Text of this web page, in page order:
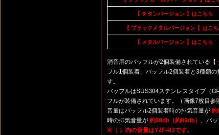
【 チタンバージョン 】はこちら
【 ブラックメタルバージョン 】はこ
【 メタルバージョン 】はこちら
消音用のバッフルが2個装備されている【
フル1個装着、バッフル2個装着と3種類
す。
バッフルはSUS304ステンレスタイプ（
フルが装備されています。（画像7枚目参
音量はバッフル2個装着時の排気音量が 約
時の排気音量が 約88db（約89db） 、バ
※（ ）内の音量はYZF-R3です。